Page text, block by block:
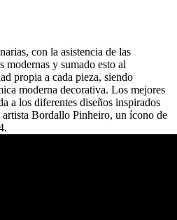
con la asistencia de las
modernas y sumado esto al
propia a cada pieza, siendo
moderna decorativa. Los mejores
a los diferentes diseños inspirados
Bordallo Pinheiro, un ícono de